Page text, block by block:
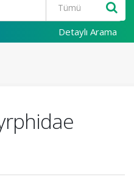
Detaylı Arama